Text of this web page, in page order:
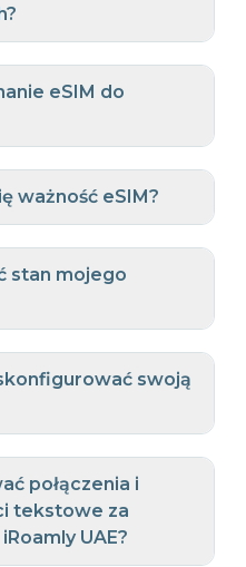
eSIM do
ważność eSIM?
stan mojego
swoją
połączenia i
tekstowe za
UAE?